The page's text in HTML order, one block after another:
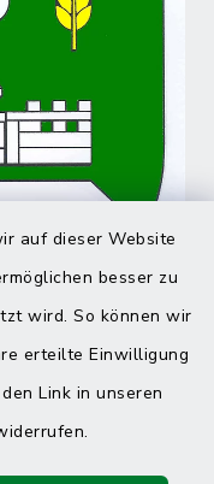
auf dieser Website
besser zu
wird. So können wir
erteilte Einwilligung
Link in unseren